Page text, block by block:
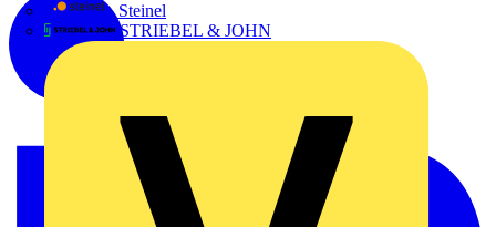
Steinel
STRIEBEL & JOHN